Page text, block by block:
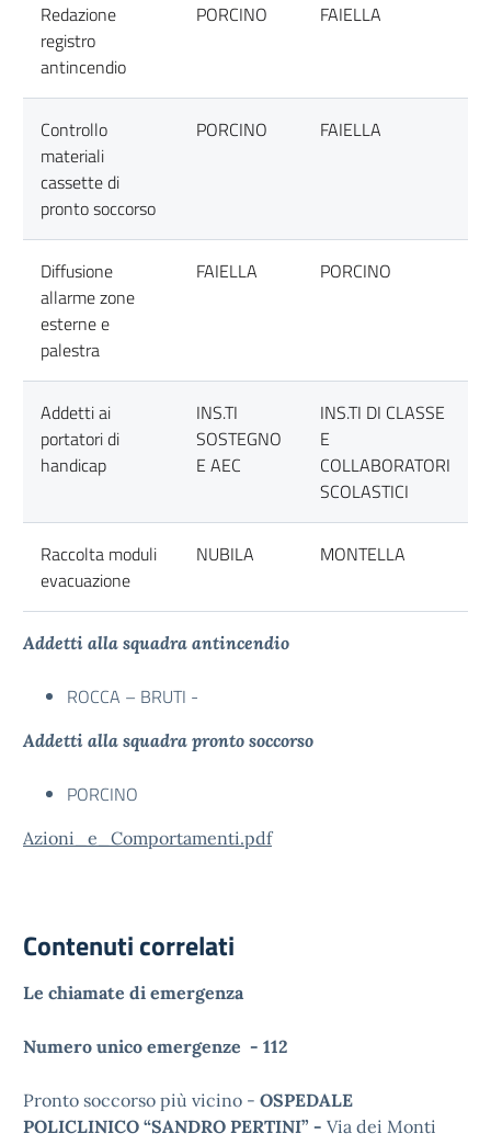
Redazione
registro
antincendio
PORCINO FAIELLA
Controllo
materiali
cassette di
pronto soccorso
PORCINO FAIELLA
Diffusione
allarme zone
esterne e
palestra
FAIELLA PORCINO
Addetti ai
portatori di
handicap
INS.TI
SOSTEGNO
E AEC
INS.TI DI CLASSE
E
COLLABORATORI
SCOLASTICI
Raccolta moduli
evacuazione
NUBILA MONTELLA
Addetti alla squadra antincendio
ROCCA – BRUTI -
Addetti alla squadra pronto soccorso
PORCINO
Azioni_e_Comportamenti.pdf
Contenuti correlati
Le chiamate di emergenza
Numero unico emergenze - 112
Pronto soccorso più vicino - OSPEDALE
POLICLINICO “SANDRO PERTINI” - Via dei Monti